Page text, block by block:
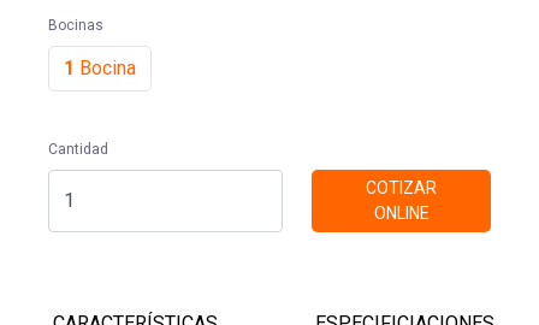
Bocinas
1 Bocina
Cantidad
COTIZAR
ONLINE